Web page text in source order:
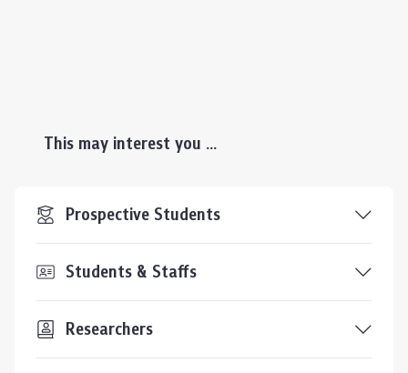
This may interest you ...
Prospective Students
Students & Staffs
Researchers